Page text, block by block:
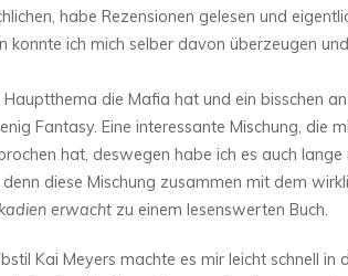
habe Rezensionen gelesen und
konnte ich mich selber davon überzeugen
Hauptthema die Mafia hat und ein bisschen
Fantasy. Eine interessante Mischung, die
hat, deswegen habe ich es auch lange
diese Mischung zusammen mit dem
erwacht zu einem lesenswerten Buch.
Kai Meyers machte es mir leicht schnell in